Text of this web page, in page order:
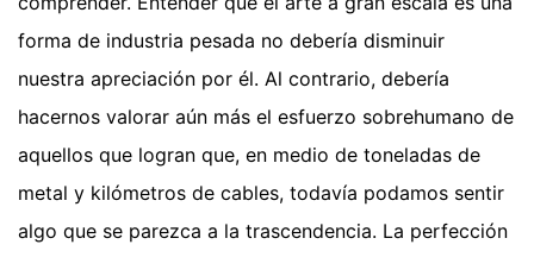
forma de industria pesada no debería disminuir
nuestra apreciación por él. Al contrario, debería
hacernos valorar aún más el esfuerzo sobrehumano de
aquellos que logran que, en medio de toneladas de
metal y kilómetros de cables, todavía podamos sentir
algo que se parezca a la trascendencia. La perfección